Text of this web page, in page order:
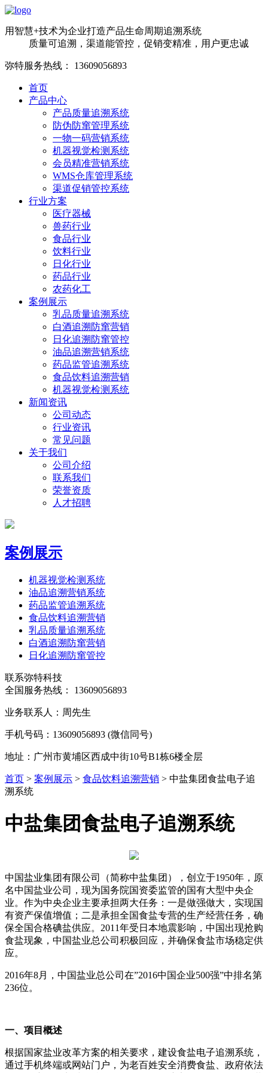
用智慧+技术为企业打造产品生命周期追溯系统
质量可追溯，渠道能管控，促销变精准，用户更忠诚
弥特服务热线： 13609056893
首页
产品中心
产品质量追溯系统
防伪防窜管理系统
一物一码营销系统
机器视觉检测系统
会员精准营销系统
WMS仓库管理系统
渠道促销管控系统
行业方案
医疗器械
兽药行业
食品行业
饮料行业
日化行业
药品行业
农药化工
案例展示
乳品质量追溯系统
白酒追溯防窜营销
日化追溯防窜管控
油品追溯营销系统
药品监管追溯系统
食品饮料追溯营销
机器视觉检测系统
新闻资讯
公司动态
行业资讯
常见问题
关于我们
公司介绍
联系我们
荣誉资质
人才招聘
案例展示
机器视觉检测系统
油品追溯营销系统
药品监管追溯系统
食品饮料追溯营销
乳品质量追溯系统
白酒追溯防窜营销
日化追溯防窜管控
联系弥特科技
全国服务热线：
13609056893
业务联系人：周先生
手机号码：13609056893 (微信同号)
地址：广州市黄埔区西成中街10号B1栋6楼全层
首页 > 案例展示 > 食品饮料追溯营销 > 中盐集团食盐电子追
溯系统
中盐集团食盐电子追溯系统
中国盐业集团有限公司（简称中盐集团），创立于1950年，原
名中国盐业公司，现为国务院国资委监管的国有大型中央企
业。 作为中央企业主要承担两大任务：一是做强做大，实现国
有资产保值增值；二是承担全国食盐专营的生产经营任务，确
保全国合格碘盐供应。2011年受日本地震影响，中国出现抢购
食盐现象，中国盐业总公司积极回应，并确保食盐市场稳定供
应。
2016年8月，中国盐业总公司在”2016中国企业500强”中排名第
236位。
一、 项目概述
根据国家盐业改革方案的相关要求，建设食盐电子追溯系统，
通过手机终端或网站门户，为老百姓安全消费食盐、政府依法